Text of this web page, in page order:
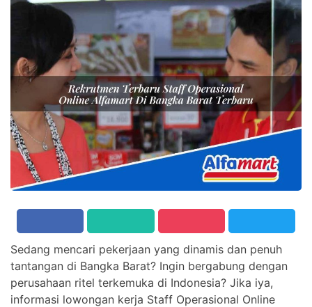
Sedang mencari pekerjaan yang dinamis dan penuh
tantangan di Bangka Barat? Ingin bergabung dengan
perusahaan ritel terkemuka di Indonesia? Jika iya,
informasi lowongan kerja Staff Operasional Online